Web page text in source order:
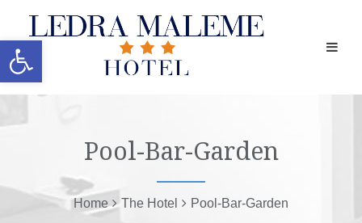
Open toolbar
Pool-Bar-Garden
Home The Hotel Pool-Bar-Garden